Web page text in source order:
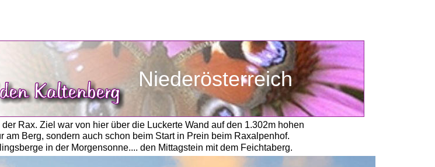
Rax. Ziel war von hier über die Luckerte Wand auf den 1.302m hohen
am Berg, sondern auch schon beim Start in Prein beim Raxalpenhof.
in der Morgensonne.... den Mittagstein mit dem Feichtaberg.
Niederösterreich